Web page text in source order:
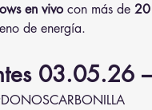
en vivo con más de 20
de energía.
03.05.26